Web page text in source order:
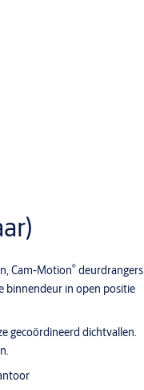
Cam-Motion® deurdrangers
binnendeur in open positie
gecoördineerd dichtvallen.